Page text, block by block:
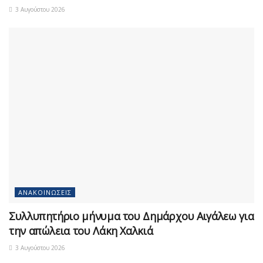
3 Αυγούστου 2026
ΑΝΑΚΟΙΝΏΣΕΙΣ
Συλλυπητήριο μήνυμα του Δημάρχου Αιγάλεω για
την απώλεια του Λάκη Χαλκιά
3 Αυγούστου 2026